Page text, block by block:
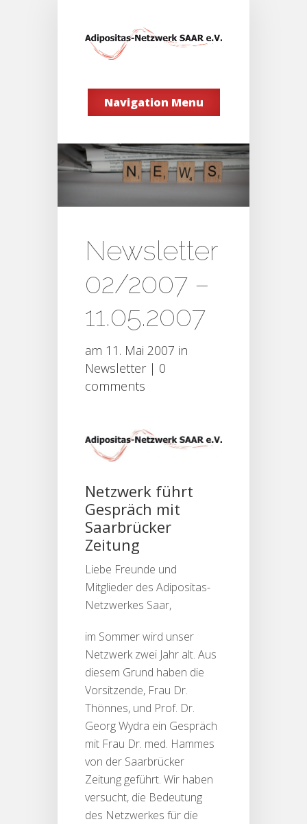
Navigation Menu
Newsletter
02/2007 –
11.05.2007
am 11. Mai 2007 in
Newsletter| 0
comments
Netzwerk führt
Gespräch mit
Saarbrücker
Zeitung
Liebe Freunde und
Mitglieder des Adipositas-
Netzwerkes Saar,
im Sommer wird unser
Netzwerk zwei Jahr alt. Aus
diesem Grund haben die
Vorsitzende, Frau Dr.
Thönnes, und Prof. Dr.
Georg Wydra ein Gespräch
mit Frau Dr. med. Hammes
von der Saarbrücker
Zeitung geführt. Wir haben
versucht, die Bedeutung
des Netzwerkes für die